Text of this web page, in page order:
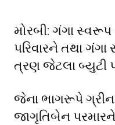
મોરબી: ગંગા સ્વરૂપ
પરિવારને તથા
ત્રણ જેટલા બ્યુટી
જેના ભાગરૂપે
જાગૃતિબેન